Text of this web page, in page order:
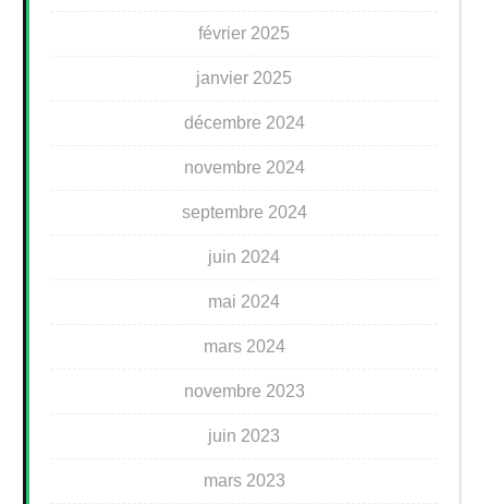
février 2025
janvier 2025
décembre 2024
novembre 2024
septembre 2024
juin 2024
mai 2024
mars 2024
novembre 2023
juin 2023
mars 2023